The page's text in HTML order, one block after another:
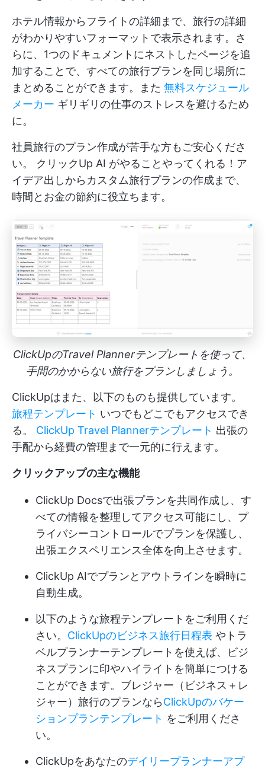
ホテル情報からフライトの詳細まで、旅行の詳細
がわかりやすいフォーマットで表示されます。さ
らに、1つのドキュメントにネストしたページを追
加することで、すべての旅行プランを同じ場所に
まとめることができます。また 無料スケジュール
メーカー ギリギリの仕事のストレスを避けるため
に。
社員旅行のプラン作成が苦手な方もご安心くださ
い。 クリックUp AI がやることやってくれる！ア
イデア出しからカスタム旅行プランの作成まで、
時間とお金の節約に役立ちます。
ClickUpのTravel Plannerテンプレートを使って、
手間のかからない旅行をプランしましょう。
ClickUpはまた、以下のものも提供しています。
旅程テンプレート いつでもどこでもアクセスでき
る。 ClickUp Travel Plannerテンプレート 出張の
手配から経費の管理まで一元的に行えます。
クリックアップの主な機能
ClickUp Docsで出張プランを共同作成し、す
べての情報を整理してアクセス可能にし、プ
ライバシーコントロールでプランを保護し、
出張エクスペリエンス全体を向上させます。
ClickUp AIでプランとアウトラインを瞬時に
自動生成。
以下のような旅程テンプレートをご利用くだ
さい。 ClickUpのビジネス旅行日程表 やトラ
ベルプランナーテンプレートを使えば、ビジ
ネスプランに印やハイライトを簡単につける
ことができます。ブレジャー（ビジネス＋レ
ジャー）旅行のプランならClickUpのバケー
ションプランテンプレート をご利用くださ
い。
ClickUpをあなたのデイリープランナーアプ